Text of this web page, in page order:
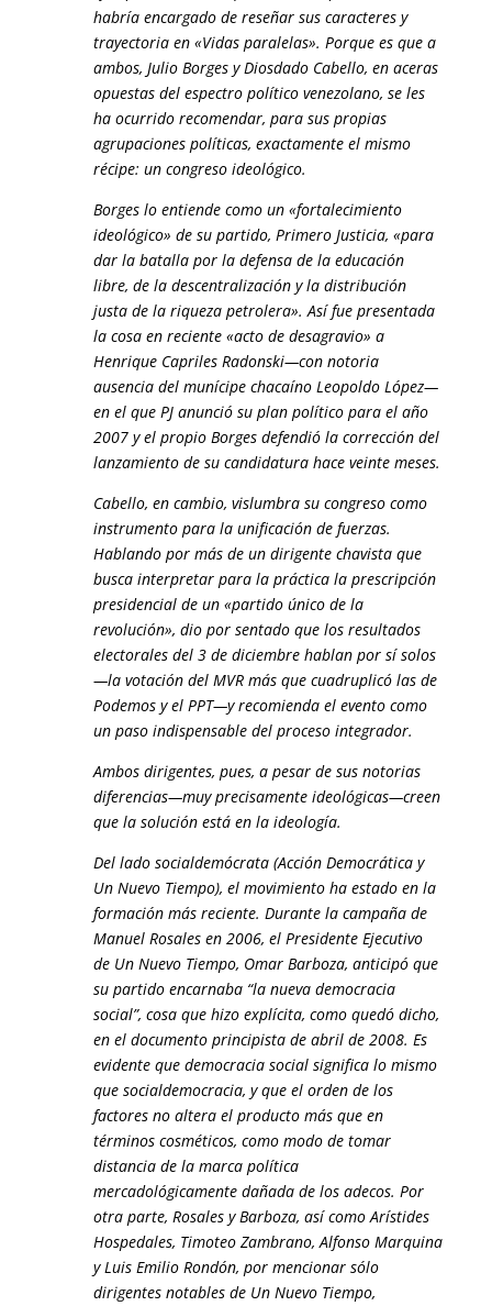
habría encargado de reseñar sus caracteres y
trayectoria en «Vidas paralelas». Porque es que a
ambos, Julio Borges y Diosdado Cabello, en aceras
opuestas del espectro político venezolano, se les
ha ocurrido recomendar, para sus propias
agrupaciones políticas, exactamente el mismo
récipe: un congreso ideológico.
Borges lo entiende como un «fortalecimiento
ideológico» de su partido, Primero Justicia, «para
dar la batalla por la defensa de la educación
libre, de la descentralización y la distribución
justa de la riqueza petrolera». Así fue presentada
la cosa en reciente «acto de desagravio» a
Henrique Capriles Radonski—con notoria
ausencia del munícipe chacaíno Leopoldo López—
en el que PJ anunció su plan político para el año
2007 y el propio Borges defendió la corrección del
lanzamiento de su candidatura hace veinte meses.
Cabello, en cambio, vislumbra su congreso como
instrumento para la unificación de fuerzas.
Hablando por más de un dirigente chavista que
busca interpretar para la práctica la prescripción
presidencial de un «partido único de la
revolución», dio por sentado que los resultados
electorales del 3 de diciembre hablan por sí solos
—la votación del MVR más que cuadruplicó las de
Podemos y el PPT—y recomienda el evento como
un paso indispensable del proceso integrador.
Ambos dirigentes, pues, a pesar de sus notorias
diferencias—muy precisamente ideológicas—creen
que la solución está en la ideología.
Del lado socialdemócrata (Acción Democrática y
Un Nuevo Tiempo), el movimiento ha estado en la
formación más reciente. Durante la campaña de
Manuel Rosales en 2006, el Presidente Ejecutivo
de Un Nuevo Tiempo, Omar Barboza, anticipó que
su partido encarnaba “la nueva democracia
social”, cosa que hizo explícita, como quedó dicho,
en el documento principista de abril de 2008. Es
evidente que democracia social significa lo mismo
que socialdemocracia, y que el orden de los
factores no altera el producto más que en
términos cosméticos, como modo de tomar
distancia de la marca política
mercadológicamente dañada de los adecos. Por
otra parte, Rosales y Barboza, así como Arístides
Hospedales, Timoteo Zambrano, Alfonso Marquina
y Luis Emilio Rondón, por mencionar sólo
dirigentes notables de Un Nuevo Tiempo,